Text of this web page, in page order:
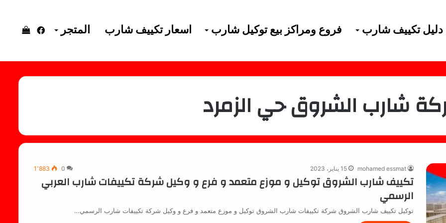
دليل تكييف شارب فروع ومراكز بيع توكيل شارب اسعار تكييف شارب المتجر فيسبوك
شارب الشروق حي الزمرد
mohamed essmat 15 يناير، 2023 0 1٬883
تكييف شارب الشروق توكيل و موزع متعمد و فرع و وكيل شركة تكييفات شارب العربي
الرسمي
توكيل تكييف شارب الشروق شركة تكييفات شارب الشروق توكيل و موزع متعمد و فرع و وكيل شركة تكييفات شارب الرسمي…